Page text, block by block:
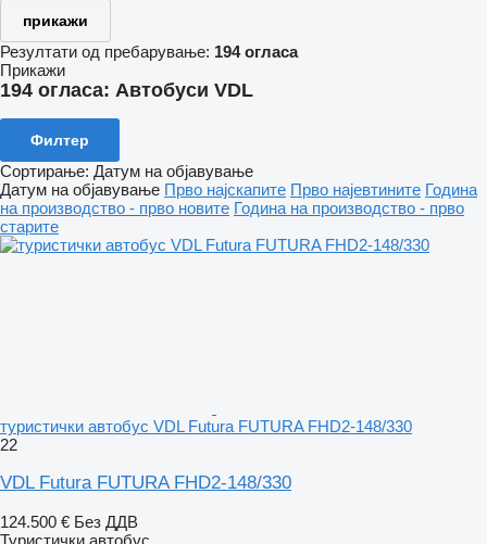
прикажи
Резултати од пребарување: 194 огласа
Прикажи
194 огласа: Автобуси VDL
Филтер
Сортирање: Датум на објавување
Датум на објавување Прво најскапите Прво најевтините Година
на производство - прво новите Година на производство - прво
старите
туристички автобус VDL Futura FUTURA FHD2-148/330
22
VDL Futura FUTURA FHD2-148/330
124.500 € Без ДДВ
Туристички автобус